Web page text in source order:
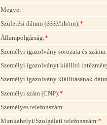
Megye:
Születési dátum (éééé/hh/nn):*
Állampolgárság:*
Személyi igazolvány sorozata és száma:
Személyi igazolványt kiállító
Személyi igazolvány kiállításának
Személyi szám (CNP):*
Személyes telefonszám:
Munkahelyi/Szolgálati telefonszám:*